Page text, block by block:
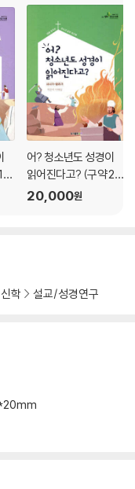
어? 청소년도 성경이
읽어진다고? (구약 2
탄/학생용)
20,000원
학 설교/성경연구